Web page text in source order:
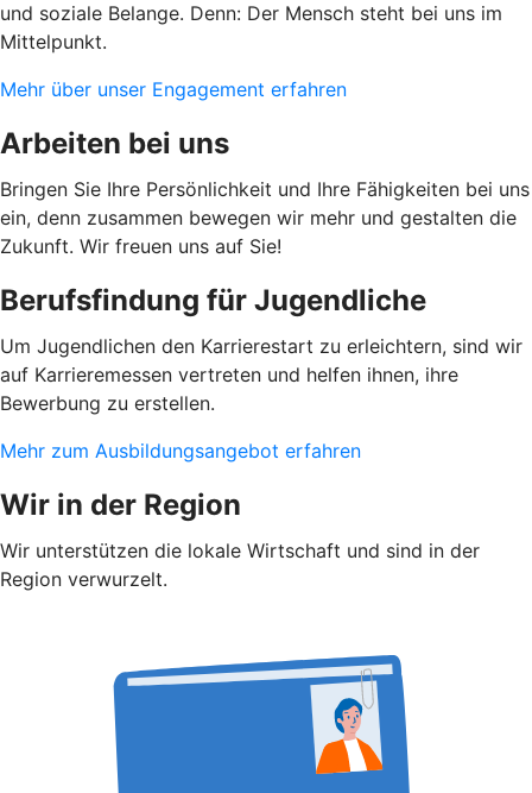
und soziale Belange. Denn: Der Mensch steht bei uns im
Mittelpunkt.
Mehr über unser Engagement erfahren
Arbeiten bei uns
Bringen Sie Ihre Persönlichkeit und Ihre Fähigkeiten bei uns
ein, denn zusammen bewegen wir mehr und gestalten die
Zukunft. Wir freuen uns auf Sie!
Berufsfindung für Jugendliche
Um Jugendlichen den Karrierestart zu erleichtern, sind wir
auf Karrieremessen vertreten und helfen ihnen, ihre
Bewerbung zu erstellen.
Mehr zum Ausbildungsangebot erfahren
Wir in der Region
Wir unterstützen die lokale Wirtschaft und sind in der
Region verwurzelt.